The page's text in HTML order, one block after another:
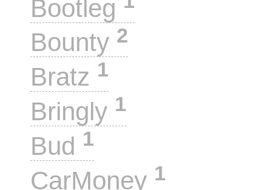
Bootleg
Bounty 2
Bratz 1
Bringly 1
Bud 1
CarMoney 1